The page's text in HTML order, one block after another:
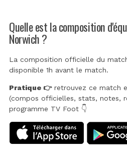
Quelle est la composition
Norwich ?
La composition officielle du
disponible 1h avant le match.
Pratique 👉retrouvez ce match
(compos officielles, stats, notes,
programme TV Foot 👇